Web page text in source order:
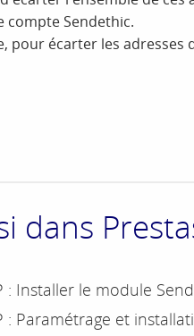
compte Sendethic.
pour écarter les
dans
: Installer le module
: Paramétrage et